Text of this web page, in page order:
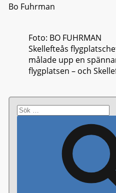
Bo Fuhrman
Foto: BO FUHRMAN
Skellefteås
målade upp en
flygplatsen – och
Sök
efter: